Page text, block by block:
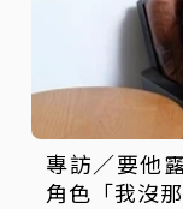
專訪／要他
角色「我沒那